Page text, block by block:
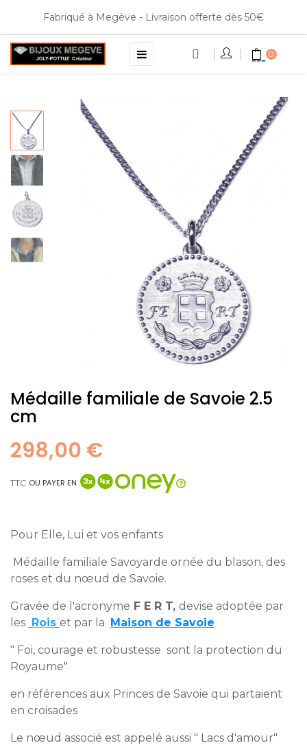
Fabriqué à Megève - Livraison offerte dès 50€
Basculer
la
☰ 0
Médaille familiale de Savoie 2.5
cm
298,00 €
TTC OU PAYER EN
Pour Elle, Lui et vos enfants
Médaille familiale Savoyarde ornée du blason, des
roses et du nœud de Savoie.
Gravée de l'acronyme F E R T, devise adoptée par
les Rois et par la Maison de Savoie
" Foi, courage et robustesse sont la protection du
Royaume"
en références aux Princes de Savoie qui partaient
en croisades
Le nœud associé est appelé aussi " Lacs d'amour"